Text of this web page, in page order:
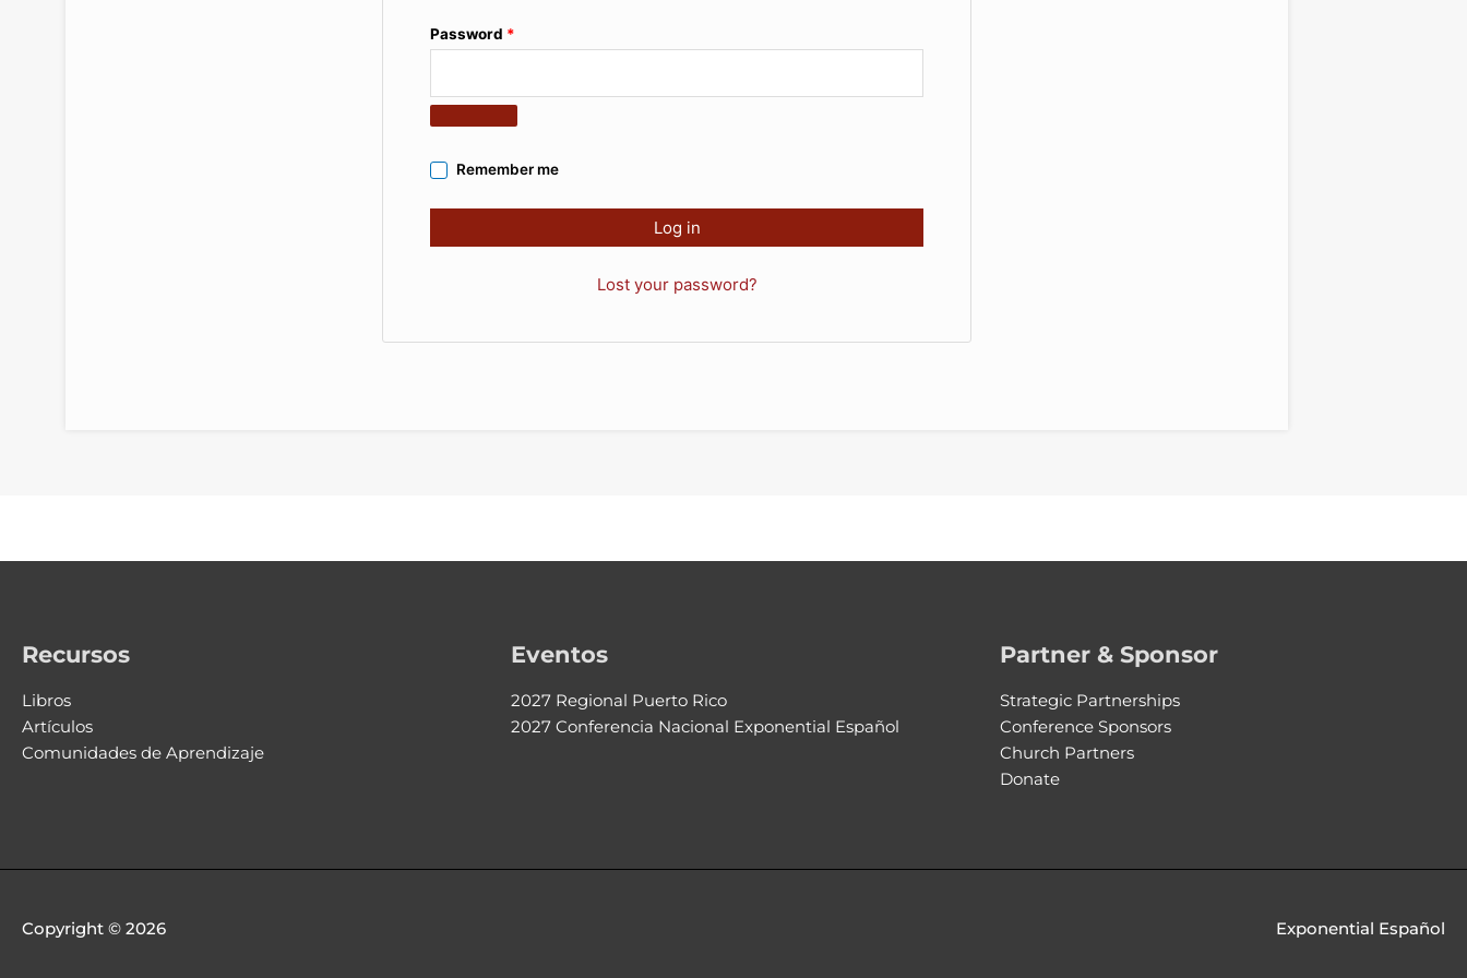
Password *
Remember me
Log in
Lost your password?
Recursos
Libros
Artículos
Comunidades de Aprendizaje
Eventos
2027 Regional Puerto Rico
2027 Conferencia Nacional Exponential Español
Partner & Sponsor
Strategic Partnerships
Conference Sponsors
Church Partners
Donate
Copyright © 2026 Exponential Español